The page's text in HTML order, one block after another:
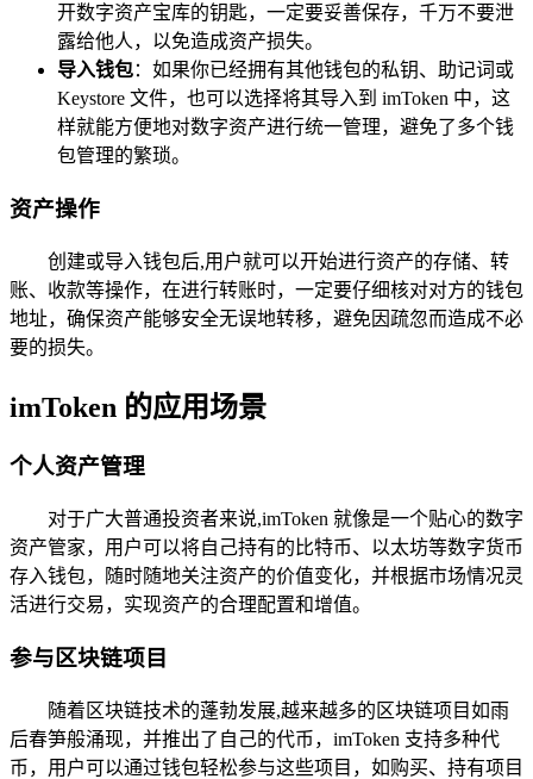
开数字资产宝库的钥匙，一定要妥善保存，千万不要泄
露给他人，以免造成资产损失。
导入钱包：如果你已经拥有其他钱包的私钥、助记词或
Keystore 文件，也可以选择将其导入到 imToken 中，这
样就能方便地对数字资产进行统一管理，避免了多个钱
包管理的繁琐。
资产操作
创建或导入钱包后,用户就可以开始进行资产的存储、转
账、收款等操作，在进行转账时，一定要仔细核对对方的钱包
地址，确保资产能够安全无误地转移，避免因疏忽而造成不必
要的损失。
imToken 的应用场景
个人资产管理
对于广大普通投资者来说,imToken 就像是一个贴心的数字
资产管家，用户可以将自己持有的比特币、以太坊等数字货币
存入钱包，随时随地关注资产的价值变化，并根据市场情况灵
活进行交易，实现资产的合理配置和增值。
参与区块链项目
随着区块链技术的蓬勃发展,越来越多的区块链项目如雨
后春笋般涌现，并推出了自己的代币，imToken 支持多种代
币，用户可以通过钱包轻松参与这些项目，如购买、持有项目